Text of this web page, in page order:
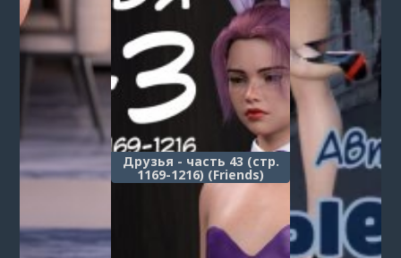
Друзья - часть 43 (стр.
1169-1216) (Friends)
1 2 6 7 8